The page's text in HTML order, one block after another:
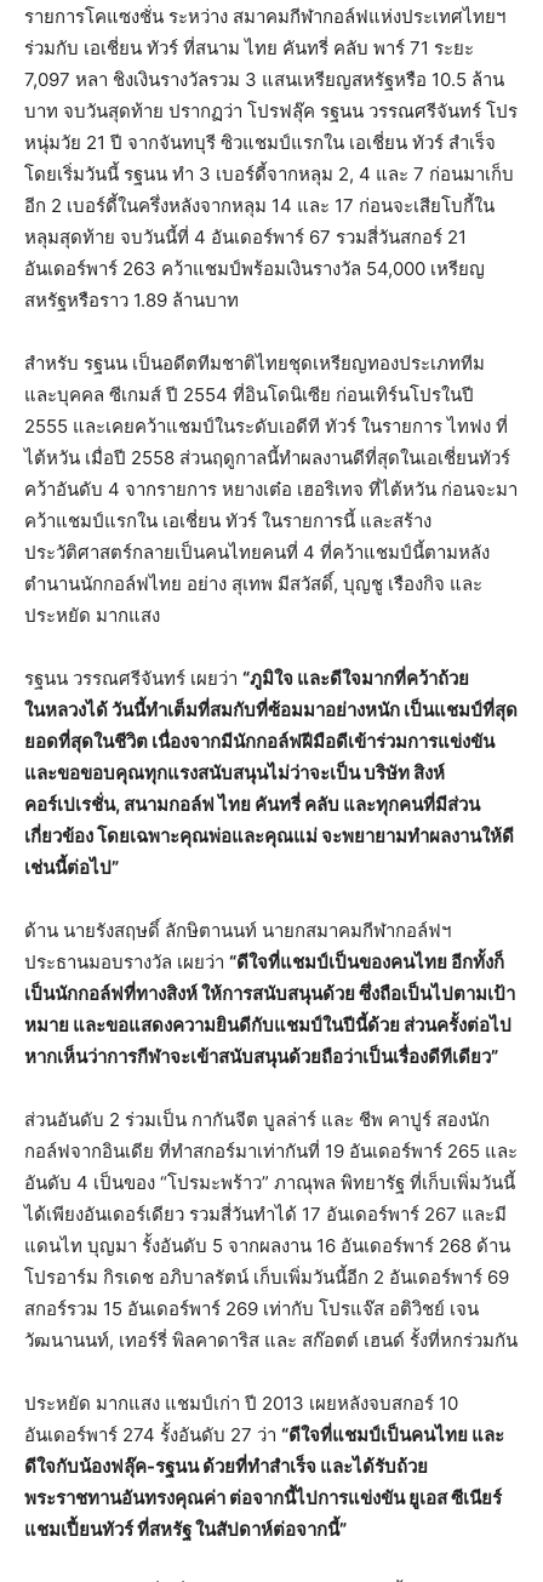
รายการโคแซงชั่น ระหว่าง สมาคมกีฬากอล์ฟแห่งประเทศไทยฯ
ร่วมกับ เอเชี่ยน ทัวร์ ที่สนาม ไทย คันทรี่ คลับ พาร์ 71 ระยะ
7,097 หลา ชิงเงินรางวัลรวม 3 แสนเหรียญสหรัฐหรือ 10.5 ล้าน
บาท จบวันสุดท้าย ปรากฏว่า โปรฟลุ๊ค รฐนน วรรณศรีจันทร์ โปร
หนุ่มวัย 21 ปี จากจันทบุรี ซิวแชมป์แรกใน เอเชี่ยน ทัวร์ สำเร็จ
โดยเริ่มวันนี้ รฐนน ทำ 3 เบอร์ดี้จากหลุม 2, 4 และ 7 ก่อนมาเก็บ
อีก 2 เบอร์ดี้ในครึ่งหลังจากหลุม 14 และ 17 ก่อนจะเสียโบกี้ใน
หลุมสุดท้าย จบวันนี้ที่ 4 อันเดอร์พาร์ 67 รวมสี่วันสกอร์ 21
อันเดอร์พาร์ 263 คว้าแชมป์พร้อมเงินรางวัล 54,000 เหรียญ
สหรัฐหรือราว 1.89 ล้านบาท
สำหรับ รฐนน เป็นอดีตทีมชาติไทยชุดเหรียญทองประเภททีม
และบุคคล ซีเกมส์ ปี 2554 ที่อินโดนิเซีย ก่อนเทิร์นโปรในปี
2555 และเคยคว้าแชมป์ในระดับเอดีที ทัวร์ ในรายการ ไทฟง ที่
ไต้หวัน เมื่อปี 2558 ส่วนฤดูกาลนี้ทำผลงานดีที่สุดในเอเชี่ยนทัวร์
คว้าอันดับ 4 จากรายการ หยางเต๋อ เฮอริเทจ ที่ไต้หวัน ก่อนจะมา
คว้าแชมป์แรกใน เอเชี่ยน ทัวร์ ในรายการนี้ และสร้าง
ประวัติศาสตร์กลายเป็นคนไทยคนที่ 4 ที่คว้าแชมป์นี้ตามหลัง
ตำนานนักกอล์ฟไทย อย่าง สุเทพ มีสวัสดิ์, บุญชู เรืองกิจ และ
ประหยัด มากแสง
รฐนน วรรณศรีจันทร์ เผยว่า “ภูมิใจ และดีใจมากที่คว้าถ้วย
ในหลวงได้ วันนี้ทำเต็มที่สมกับที่ซ้อมมาอย่างหนัก เป็นแชมป์ที่สุด
ยอดที่สุดในชีวิต เนื่องจากมีนักกอล์ฟฝีมือดีเข้าร่วมการแข่งขัน
และขอขอบคุณทุกแรงสนับสนุนไม่ว่าจะเป็น บริษัท สิงห์
คอร์เปเรชั่น, สนามกอล์ฟ ไทย คันทรี่ คลับ และทุกคนที่มีส่วน
เกี่ยวข้อง โดยเฉพาะคุณพ่อและคุณแม่ จะพยายามทำผลงานให้ดี
เช่นนี้ต่อไป”
ด้าน นายรังสฤษดิ์ ลักษิตานนท์ นายกสมาคมกีฬากอล์ฟฯ
ประธานมอบรางวัล เผยว่า “ดีใจที่แชมป์เป็นของคนไทย อีกทั้งก็
เป็นนักกอล์ฟที่ทางสิงห์ ให้การสนับสนุนด้วย ซึ่งถือเป็นไปตามเป้า
หมาย และขอแสดงความยินดีกับแชมป์ในปีนี้ด้วย ส่วนครั้งต่อไป
หากเห็นว่าการกีฬาจะเข้าสนับสนุนด้วยถือว่าเป็นเรื่องดีทีเดียว”
ส่วนอันดับ 2 ร่วมเป็น กากันจีต บูลล่าร์ และ ชีพ คาปูร์ สองนัก
กอล์ฟจากอินเดีย ที่ทำสกอร์มาเท่ากันที่ 19 อันเดอร์พาร์ 265 และ
อันดับ 4 เป็นของ “โปรมะพร้าว” ภาณุพล พิทยารัฐ ที่เก็บเพิ่มวันนี้
ได้เพียงอันเดอร์เดียว รวมสี่วันทำได้ 17 อันเดอร์พาร์ 267 และมี
แดนไท บุญมา รั้งอันดับ 5 จากผลงาน 16 อันเดอร์พาร์ 268 ด้าน
โปรอาร์ม กิรเดช อภิบาลรัตน์ เก็บเพิ่มวันนี้อีก 2 อันเดอร์พาร์ 69
สกอร์รวม 15 อันเดอร์พาร์ 269 เท่ากับ โปรแจ๊ส อติวิชย์ เจน
วัฒนานนท์, เทอร์รี่ พิลคาดาริส และ สก๊อตต์ เฮนด์ รั้งที่หกร่วมกัน
ประหยัด มากแสง แชมป์เก่า ปี 2013 เผยหลังจบสกอร์ 10
อันเดอร์พาร์ 274 รั้งอันดับ 27 ว่า “ดีใจที่แชมป์เป็นคนไทย และ
ดีใจกับน้องฟลุ๊ค-รฐนน ด้วยที่ทำสำเร็จ และได้รับถ้วย
พระราชทานอันทรงคุณค่า ต่อจากนี้ไปการแข่งขัน ยูเอส ซีเนียร์
แชมเปี้ยนทัวร์ ที่สหรัฐ ในสัปดาห์ต่อจากนี้”